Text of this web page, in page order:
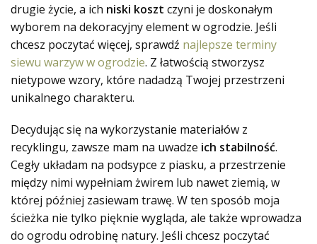
drugie życie, a ich niski koszt czyni je doskonałym
wyborem na dekoracyjny element w ogrodzie. Jeśli
chcesz poczytać więcej, sprawdź najlepsze terminy
siewu warzyw w ogrodzie. Z łatwością stworzysz
nietypowe wzory, które nadadzą Twojej przestrzeni
unikalnego charakteru.
Decydując się na wykorzystanie materiałów z
recyklingu, zawsze mam na uwadze ich stabilność.
Cegły układam na podsypce z piasku, a przestrzenie
między nimi wypełniam żwirem lub nawet ziemią, w
której później zasiewam trawę. W ten sposób moja
ścieżka nie tylko pięknie wygląda, ale także wprowadza
do ogrodu odrobinę natury. Jeśli chcesz poczytać